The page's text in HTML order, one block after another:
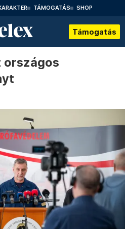
TÁMOGATÁS SHOP
Támogatás
országos